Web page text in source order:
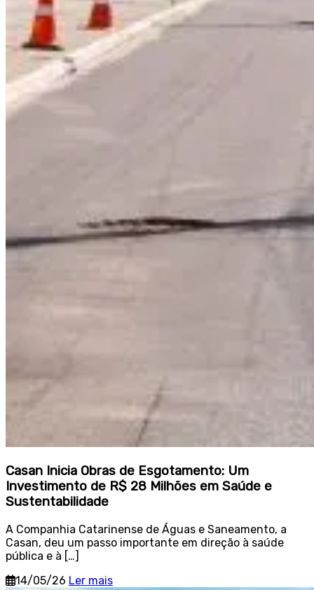
Casan Inicia Obras de Esgotamento: Um
Investimento de R$ 28 Milhões em Saúde e
Sustentabilidade
A Companhia Catarinense de Águas e Saneamento, a
Casan, deu um passo importante em direção à saúde
pública e à […]
14/05/26 Ler mais